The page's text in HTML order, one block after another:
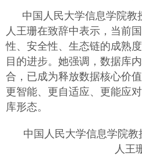
中国人民大学信息学院
人王珊在致辞中表示，当前
性、安全性、生态链的成熟
目的进步。她强调，数据库
合，已成为释放数据核心价
更智能、更自适应、更能应
库形态。
中国人民大学信息学院
人王